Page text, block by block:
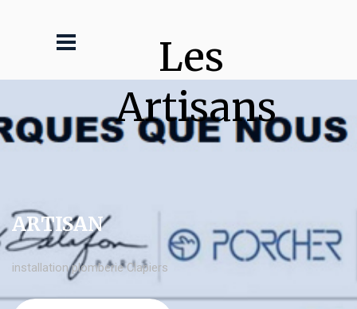
Les
Artisans
ARTISAN
installation plomberie Clapiers